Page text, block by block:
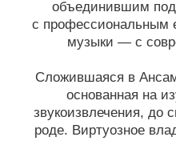
объединившим
с профессиональным
музыки — с
Сложившаяся в
основанная на
звукоизвлечения, до
роде. Виртуозное